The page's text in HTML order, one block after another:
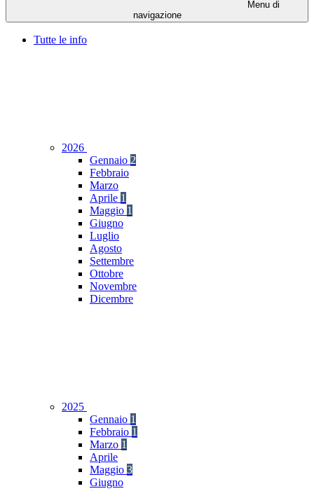
Menu di
navigazione
Tutte le info
2026
Gennaio 2
Febbraio
Marzo
Aprile 1
Maggio 1
Giugno
Luglio
Agosto
Settembre
Ottobre
Novembre
Dicembre
2025
Gennaio 1
Febbraio 1
Marzo 1
Aprile
Maggio 3
Giugno